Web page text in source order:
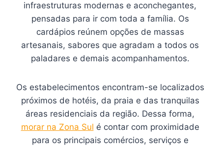
infraestruturas modernas e aconchegantes,
pensadas para ir com toda a família. Os
cardápios reúnem opções de massas
artesanais, sabores que agradam a todos os
paladares e demais acompanhamentos.
Os estabelecimentos encontram-se localizados
próximos de hotéis, da praia e das tranquilas
áreas residenciais da região. Dessa forma,
morar na Zona Sul é contar com proximidade
para os principais comércios, serviços e